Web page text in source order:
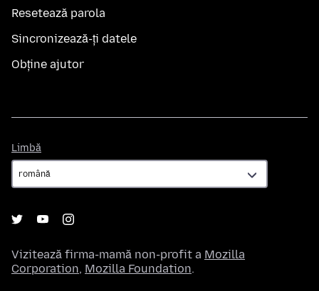
Resetează parola
Sincronizează-ți datele
Obține ajutor
Limbă
Vizitează firma-mamă non-profit a Mozilla
Corporation, Mozilla Foundation.